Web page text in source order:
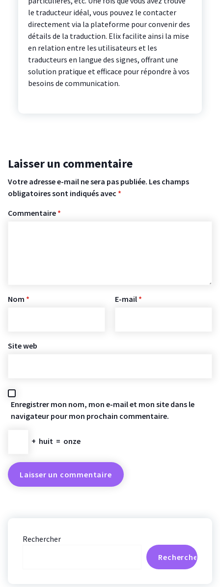
le traducteur idéal, vous pouvez le contacter
directement via la plateforme pour convenir des
détails de la traduction. Elix facilite ainsi la mise
en relation entre les utilisateurs et les
traducteurs en langue des signes, offrant une
solution pratique et efficace pour répondre à vos
besoins de communication.
Laisser un commentaire
Votre adresse e-mail ne sera pas publiée. Les champs
obligatoires sont indiqués avec *
Commentaire *
Nom * E-mail *
Site web
Enregistrer mon nom, mon e-mail et mon site dans le
navigateur pour mon prochain commentaire.
+ huit = onze
Rechercher
Rechercher